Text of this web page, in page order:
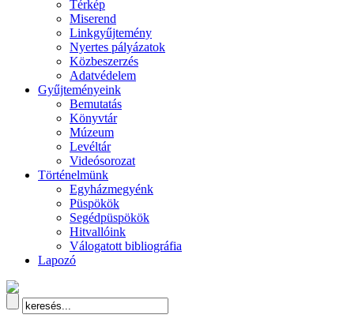
Térkép
Miserend
Linkgyűjtemény
Nyertes pályázatok
Közbeszerzés
Adatvédelem
Gyűjteményeink
Bemutatás
Könyvtár
Múzeum
Levéltár
Videósorozat
Történelmünk
Egyházmegyénk
Püspökök
Segédpüspökök
Hitvallóink
Válogatott bibliográfia
Lapozó